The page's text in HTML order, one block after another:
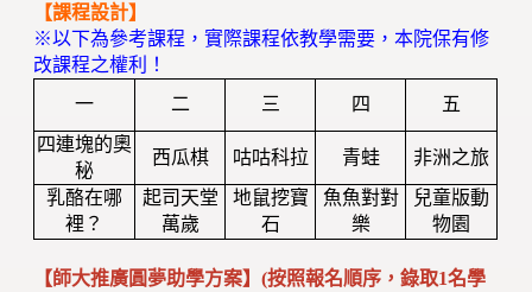
【課程設計】
※以下為參考課程，實際課程依教學需要，本院保有修
改課程之權利！
一 二 三 四 五
四連塊的奧
秘
西瓜棋 咕咕科拉 青蛙
非洲之旅
乳酪在哪
裡？
起司天堂
萬歲
地鼠挖寶
石
魚魚對對
樂
兒童版動
物園
【師大推廣圓夢助學方案】(按照報名順序，錄取1名學